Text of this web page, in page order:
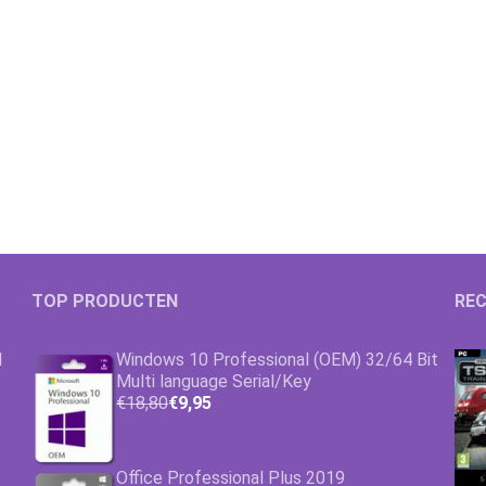
TOP PRODUCTEN
Windows 10 Professional (OEM) 32/64 Bit
Multi language Serial/Key
€18,80€9,95
Office Professional Plus 2019